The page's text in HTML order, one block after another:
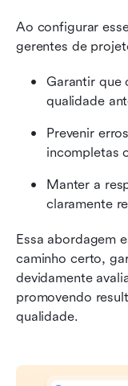
Ao configurar
gerentes de
Garantir que
qualidade
Prevenir
incompletas
Manter a
claramente
Essa abordagem
caminho certo,
devidamente
promovendo
qualidade.